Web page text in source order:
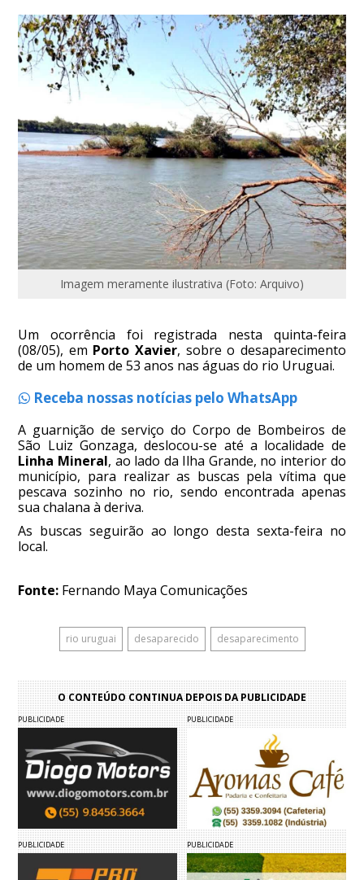
Imagem meramente ilustrativa (Foto: Arquivo)
Um ocorrência foi registrada nesta quinta-feira
(08/05), em Porto Xavier, sobre o desaparecimento
de um homem de 53 anos nas águas do rio Uruguai.
Receba nossas notícias pelo WhatsApp
A guarnição de serviço do Corpo de Bombeiros de
São Luiz Gonzaga, deslocou-se até a localidade de
Linha Mineral, ao lado da Ilha Grande, no interior do
município, para realizar as buscas pela vítima que
pescava sozinho no rio, sendo encontrada apenas
sua chalana à deriva.
As buscas seguirão ao longo desta sexta-feira no
local.
Fonte: Fernando Maya Comunicações
rio uruguai desaparecido desaparecimento
O CONTEÚDO CONTINUA DEPOIS DA PUBLICIDADE
PUBLICIDADE PUBLICIDADE
PUBLICIDADE PUBLICIDADE